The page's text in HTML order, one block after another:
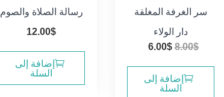
سر الغرفة المغلقة
دار الولاء
8.00$
السعر
هو:
8.00$.
6.00$
إضافة إلى
السلة
رسالة الصلاة والصوم
12.00$
إضافة إلى
السلة